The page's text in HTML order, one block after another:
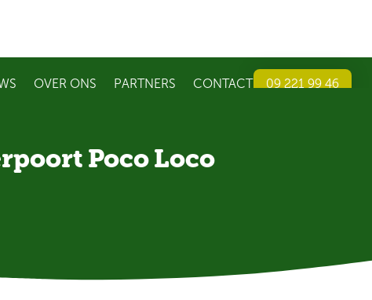
OVER ONS PARTNERS CONTACT 09 221 99 46
Poco Loco